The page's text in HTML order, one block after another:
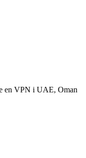
en VPN i UAE, Oman